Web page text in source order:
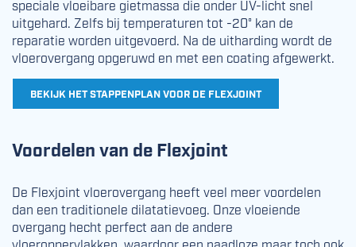
speciale vloeibare gietmassa die onder UV-licht snel
uitgehard. Zelfs bij temperaturen tot -20° kan de
reparatie worden uitgevoerd. Na de uitharding wordt de
vloerovergang opgeruwd en met een coating afgewerkt.
BEKIJK HET STAPPENPLAN VOOR DE FLEXJOINT
Voordelen van de Flexjoint
De Flexjoint vloerovergang heeft veel meer voordelen
dan een traditionele dilatatievoeg. Onze vloeiende
overgang hecht perfect aan de andere
vloeroppervlakken, waardoor een naadloze maar toch ook